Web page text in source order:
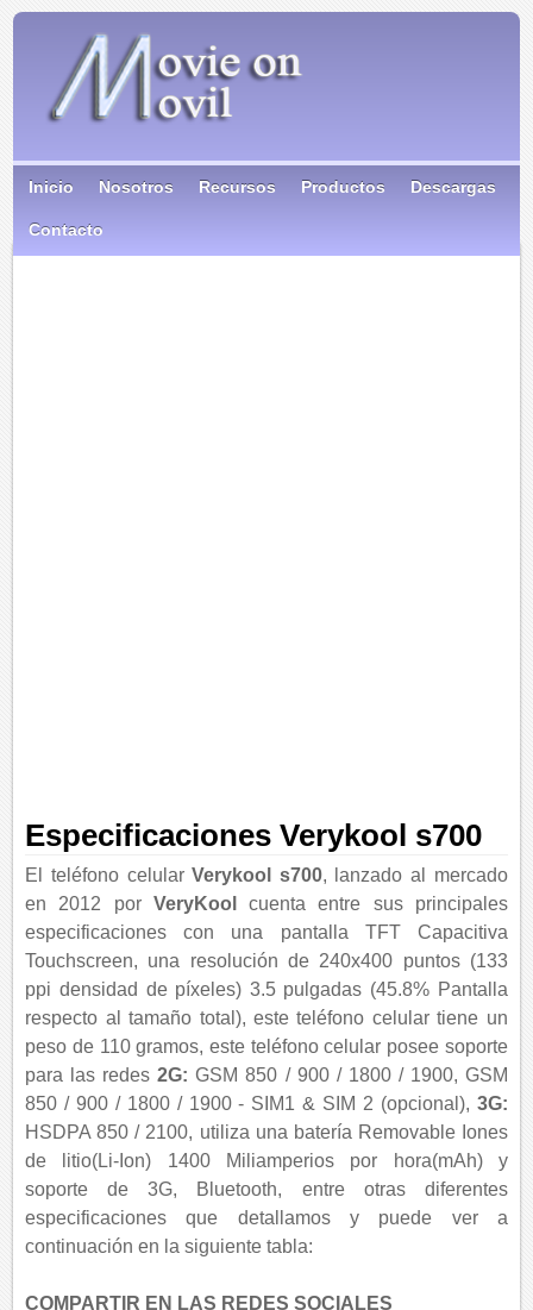
Inicio Nosotros Recursos Productos Descargas
Contacto
Especificaciones Verykool s700
El teléfono celularVerykool s700, lanzado al mercado
en 2012 por VeryKool
cuenta entre sus principales
especificaciones con una pantalla TFT Capacitiva
Touchscreen, una resolución de 240x400 puntos (133
ppi densidad de píxeles) 3.5 pulgadas (45.8% Pantalla
respecto al tamaño total), este teléfono celular tiene un
peso de 110 gramos, este teléfono celular posee soporte
para las redes2G: GSM 850 / 900 / 1800 / 1900, GSM
850 / 900 / 1800 / 1900 - SIM1 & SIM 2 (opcional), 3G:
HSDPA 850 / 2100, utiliza una batería Removable Iones
de litio(Li-Ion) 1400 Miliamperios por hora(mAh) y
soporte de 3G, Bluetooth, entre otras diferentes
especificaciones que detallamos y puede ver a
continuación en la siguiente tabla:
COMPARTIR EN LAS REDES SOCIALES